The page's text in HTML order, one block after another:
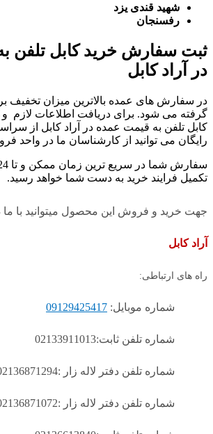
شهید قندی یزد
رفسنجان
ثبت سفارش خرید کابل تلفن
در آراد کابل
در سفارش های عمده بالاترین میزان تخفیف
گرفته می شود. برای دریافت اطلاعات لازم
کابل تلفن به قیمت عمده در آراد کابل از
رایگان می توانید از کارشناسان ما در واحد
تکمیل فرایند خرید به دست شما خواهد رسید.
جهت خرید و فروش این محصول میتوانید با ما
آراد کابل
راه های ارتباطی:
شماره موبایل: 09129425417
شماره تلفن ثابت:02133911013
شماره تلفن دفتر لاله زار :02136871294
شماره تلفن دفتر لاله زار :02136871072